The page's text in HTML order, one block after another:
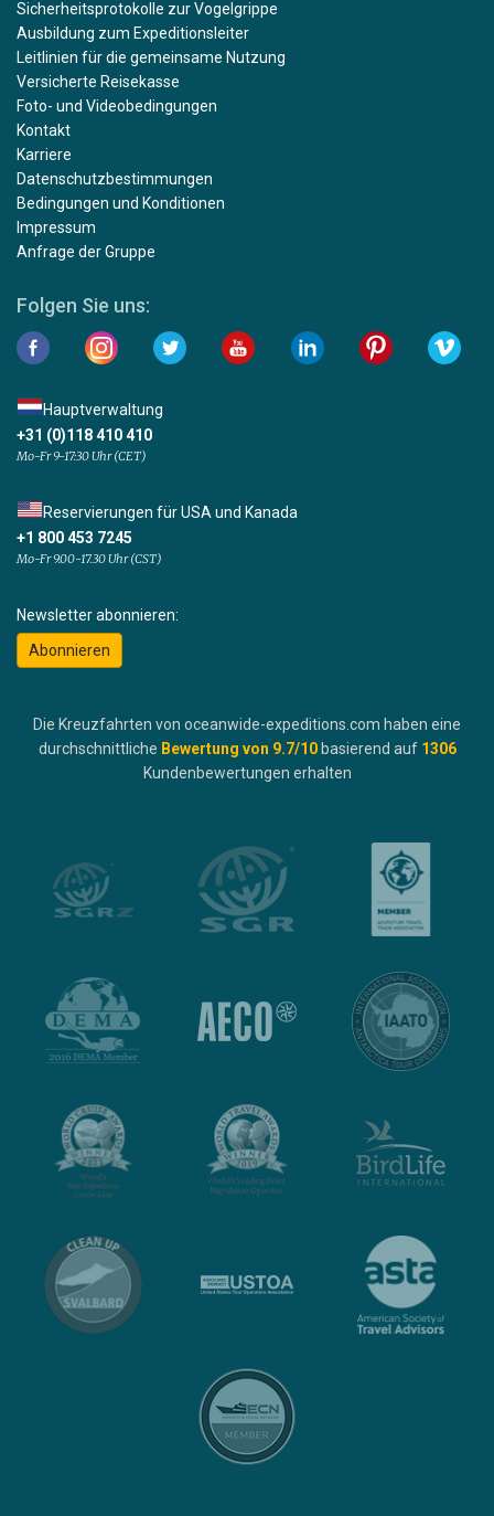
Sicherheitsprotokolle zur Vogelgrippe
Ausbildung zum Expeditionsleiter
Leitlinien für die gemeinsame Nutzung
Versicherte Reisekasse
Foto- und Videobedingungen
Kontakt
Karriere
Datenschutzbestimmungen
Bedingungen und Konditionen
Impressum
Anfrage der Gruppe
Folgen Sie uns:
Hauptverwaltung
+31 (0)118 410 410
Mo-Fr 9-17:30 Uhr (CET)
Reservierungen für USA und Kanada
+1 800 453 7245
Mo-Fr 9.00-17.30 Uhr (CST)
Newsletter abonnieren:
Abonnieren
Die Kreuzfahrten von oceanwide-expeditions.com haben eine
durchschnittliche Bewertung von 9.7/10 basierend auf 1306
Kundenbewertungen erhalten